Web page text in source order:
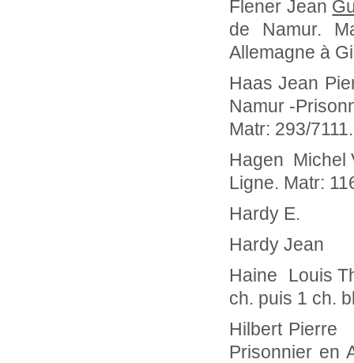
Flener Jean
de Namur.
Allemagne à
Haas Jean
Namur -
Matr: 293/7111.
Hagen
Ligne. Matr:
Haine Louis
ch. puis 1 ch.
Hilbert
Prisonnier en